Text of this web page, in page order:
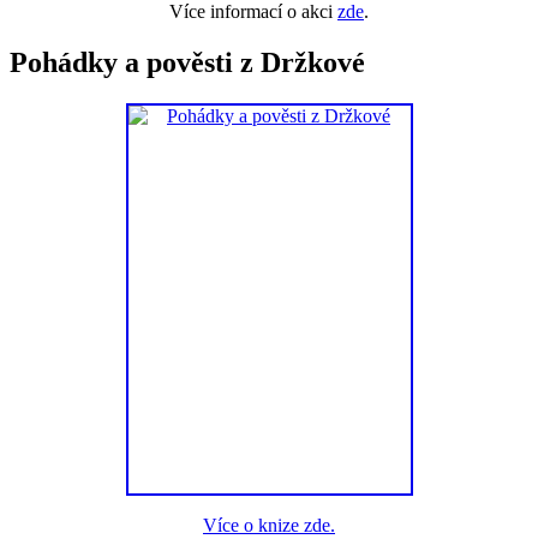
Více informací o akci zde.
Pohádky a pověsti z Držkové
Více o knize zde.